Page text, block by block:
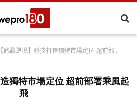
【跑贏逆境】科技打造獨特市場定位 超前部署乘風起飛
獨特市場定位 超前部署乘風起
飛